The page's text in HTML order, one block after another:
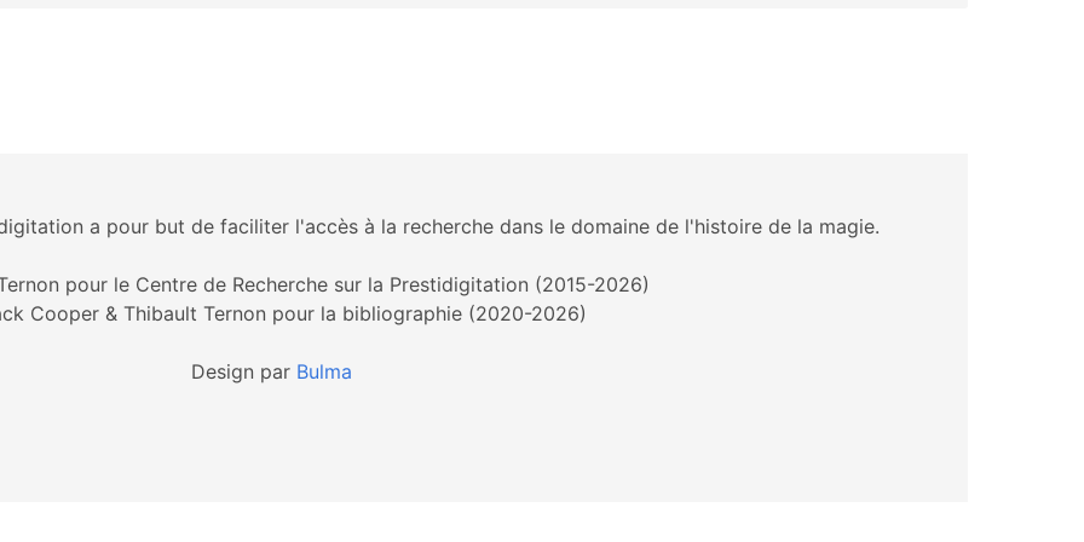
a pour but de faciliter l'accès à la recherche dans le domaine de l'histoire de la magie.
pour le Centre de Recherche sur la Prestidigitation (2015-2026)
Cooper & Thibault Ternon pour la bibliographie (2020-2026)
Design par Bulma